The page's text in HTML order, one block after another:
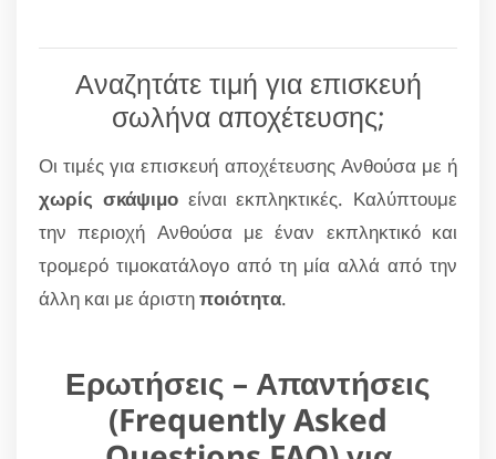
Αναζητάτε τιμή για επισκευή
σωλήνα αποχέτευσης;
Οι τιμές για επισκευή αποχέτευσης Ανθούσα με ή
χωρίς σκάψιμοείναι εκπληκτικές. Καλύπτουμε
την περιοχή Ανθούσα με έναν εκπληκτικό και
τρομερό τιμοκατάλογο από τη μία αλλά από την
άλλη και με άριστηποιότητα.
Ερωτήσεις – Απαντήσεις
(Frequently Asked